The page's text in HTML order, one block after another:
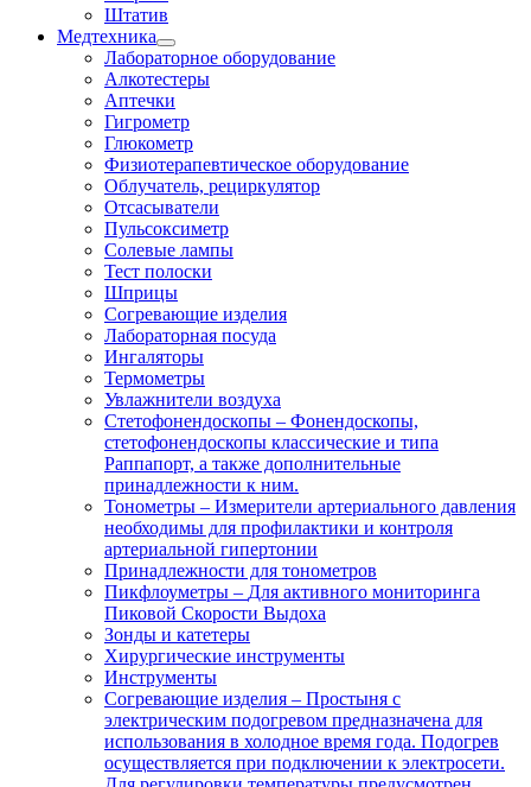
Штатив
Медтехника
Лабораторное оборудование
Алкотестеры
Аптечки
Гигрометр
Глюкометр
Физиотерапевтическое оборудование
Облучатель, рециркулятор
Отсасыватели
Пульсоксиметр
Солевые лампы
Тест полоски
Шприцы
Согревающие изделия
Лабораторная посуда
Ингаляторы
Термометры
Увлажнители воздуха
Стетофонендоскопы – Фонендоскопы,
стетофонендоскопы классические и типа
Раппапорт, а также дополнительные
принадлежности к ним.
Тонометры – Измерители артериального давления
необходимы для профилактики и контроля
артериальной гипертонии
Принадлежности для тонометров
Пикфлоуметры – Для активного мониторинга
Пиковой Скорости Выдоха
Зонды и катетеры
Хирургические инструменты
Инструменты
Согревающие изделия – Простыня с
электрическим подогревом предназначена для
использования в холодное время года. Подогрев
осуществляется при подключении к электросети.